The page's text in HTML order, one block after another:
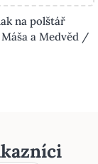
na polštář
a Medvěd /